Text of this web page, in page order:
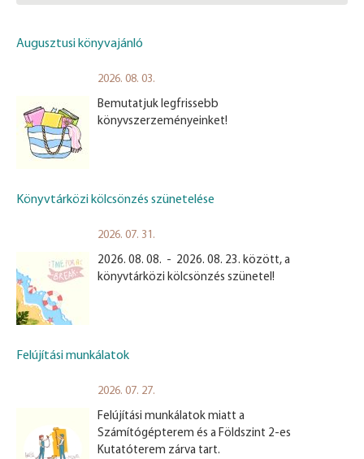
Augusztusi könyvajánló
2026. 08. 03.
Bemutatjuk legfrissebb
könyvszerzeményeinket!
Könyvtárközi kölcsönzés szünetelése
2026. 07. 31.
2026. 08. 08. - 2026. 08. 23. között, a
könyvtárközi kölcsönzés szünetel!
Felújítási munkálatok
2026. 07. 27.
Felújítási munkálatok miatt a
Számítógépterem és a Földszint 2-es
Kutatóterem zárva tart.